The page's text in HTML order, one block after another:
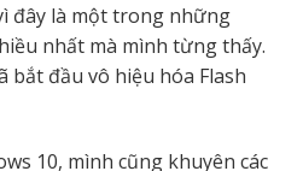
đây là một trong những
nhất mà mình từng thấy.
bắt đầu vô hiệu hóa Flash
10, mình cũng khuyên các